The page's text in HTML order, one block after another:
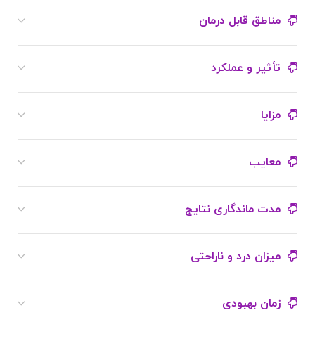
مناطق قابل درمان
تأثیر و عملکرد
مزایا
معایب
مدت ماندگاری نتایج
میزان درد و ناراحتی
زمان بهبودی